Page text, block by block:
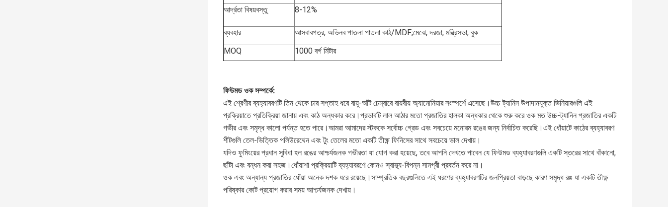
আর্দ্রতা বিষয়বস্তু 8-12%
ব্যবহার
আসবাবপত্র, অভিনব পাতলা পাতলা কাঠ/MDF;মেঝে, দরজা, মন্ত্রিসভা, বুক
MOQ
1000 বর্গ মিটার
ফিউমড ওক সম্পর্কে:
এই শ্রেণীর ব্যহ্যাবরণটি তিন থেকে চার সপ্তাহ ধরে বায়ু-আঁট চেম্বারে বায়বীয় অ্যামোনিয়ার সংস্পর্শে এসেছে।উচ্চ ট্যানিন উপাদানযুক্ত ভিনিয়ারগুলি এই
প্রক্রিয়াতে প্রতিক্রিয়া জানায় এবং কাঠ অন্ধকার করে।প্রভাবটি লাল আঠার মতো প্রজাতির হালকা অন্ধকার থেকে শুরু করে ওক মত উচ্চ-ট্যানিন প্রজাতির একটি
গভীর এবং সমৃদ্ধ কালো পর্যন্ত হতে পারে।আমরা আমাদের স্টককে সর্বোচ্চ গ্রেড এবং সবচেয়ে মনোরম রঙের জন্য নির্বাচিত করেছি।এই ধোঁয়াটে কাঠের ব্যহ্যাবরণ
শীটগুলি তেল-ভিত্তিক পলিউরেথেন এবং টুং তেলের মতো একটি তীক্ষ্ণ ফিনিসের সাথে সবচেয়ে ভাল দেখায়।
যদিও ফুমিংয়ের প্রধান সুবিধা হল রঙের আশ্চর্যজনক গভীরতা যা যোগ করা হয়েছে, তবে আপনি দেখতে পাবেন যে ফিউমড ব্যহ্যাবরণগুলি একটি স্তরের সাথে বাঁকানো,
ছাঁটা এবং বন্ধন করা সহজ।ধোঁয়াশা প্রক্রিয়াটি ব্যহ্যাবরণে কোনও স্বাস্থ্য-বিপন্ন সামগ্রী প্রবর্তন করে না।
ওক এবং অন্যান্য প্রজাতির ধোঁয়া অনেক দশক ধরে রয়েছে।সাম্প্রতিক বছরগুলিতে এই ধরণের ব্যহ্যাবরণটির জনপ্রিয়তা বাড়ছে কারণ সমৃদ্ধ রঙ যা একটি তীক্ষ্ণ
পরিষ্কার কোট প্রয়োগ করার সময় আশ্চর্যজনক দেখায়।